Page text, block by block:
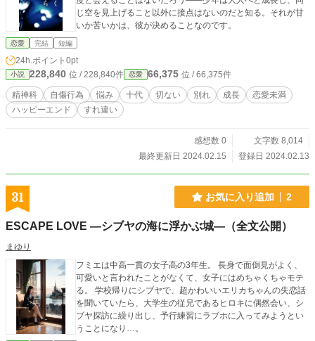
じ空を見上げること以外に接点はないのだと知る。それが甘
いか苦いかは、彼が決めることなのです。
恋愛 完結 短編
24h.ポイント 0pt
小説 228,840 位 / 228,840件 恋愛 66,375 位 / 66,375件
精神科 自傷行為 悩み 十代 切ない 別れ 成長
恋愛未満
ハッピーエンド
すれ違い
感想数 0
文字数 8,014
最終更新日 2024.02.15
登録日 2024.02.13
31 お気に入り追加 2
ESCAPE LOVE ―シブヤの海に浮かぶ城―（全文公開）
まゆり
フミエは中高一貫の女子高の3年生。 長身で面倒見がよく、
可愛いと言われたことがなくて、女子にはめちゃくちゃモテ
る。 学校帰りにシブヤで、超かわいいエリカちゃんの失恋話
を聞いていたら、大学生の従兄であるヒロキに偶然会い、シ
ブヤ探訪に繰り出し、予行練習にラブホに入ってみようとい
うことになり…。